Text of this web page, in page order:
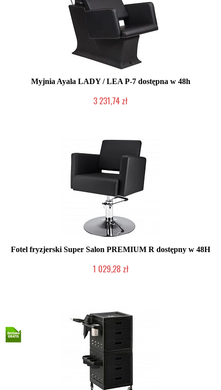
Myjnia Ayala LADY / LEA P-7 dostępna w 48h
3 231,74 zł
Fotel fryzjerski Super Salon PREMIUM R dostępny w 48H
1 029,28 zł